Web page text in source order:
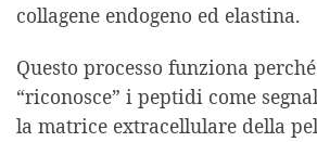
collagene endogeno ed elastina.
Questo processo funziona
“riconosce” i peptidi come
la matrice extracellulare della